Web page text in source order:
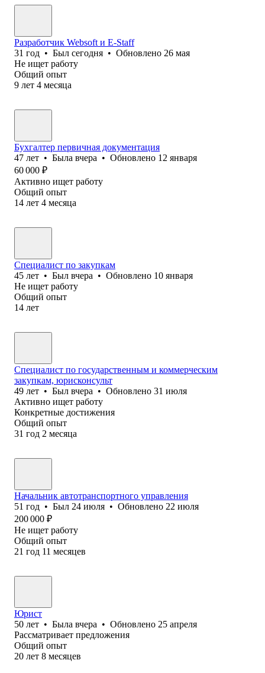
Разработчик Websoft и E-Staff
31 год • Был сегодня • Обновлено 26 мая
Не ищет работу
Общий опыт
9 лет 4 месяца
Бухгалтер первичная документация
47 лет • Была вчера • Обновлено 12 января
60 000 ₽
Активно ищет работу
Общий опыт
14 лет 4 месяца
Специалист по закупкам
45 лет • Был вчера • Обновлено 10 января
Не ищет работу
Общий опыт
14 лет
Специалист по государственным и коммерческим
закупкам, юрисконсульт
49 лет • Был вчера • Обновлено 31 июля
Активно ищет работу
Конкретные достижения
Общий опыт
31 год 2 месяца
Начальник автотранспортного управления
51 год • Был 24 июля • Обновлено 22 июля
200 000 ₽
Не ищет работу
Общий опыт
21 год 11 месяцев
Юрист
50 лет • Была вчера • Обновлено 25 апреля
Рассматривает предложения
Общий опыт
20 лет 8 месяцев